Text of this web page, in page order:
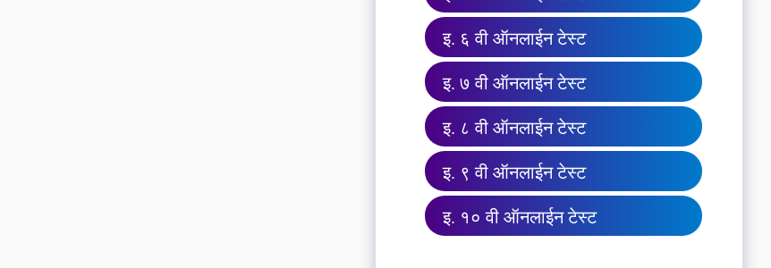
इ. ६ वी ऑनलाईन टेस्ट
इ. ७ वी ऑनलाईन टेस्ट
इ. ८ वी ऑनलाईन टेस्ट
इ. ९ वी ऑनलाईन टेस्ट
इ. १० वी ऑनलाईन टेस्ट